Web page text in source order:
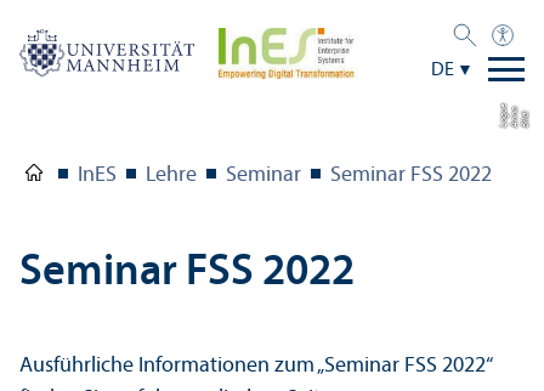
DE
Bil
d:
A
n
n
aL
o
g
u
e
InES Lehre Seminar Seminar FSS 2022
Seminar FSS 2022
Ausführliche Informationen zum „Seminar FSS 2022“